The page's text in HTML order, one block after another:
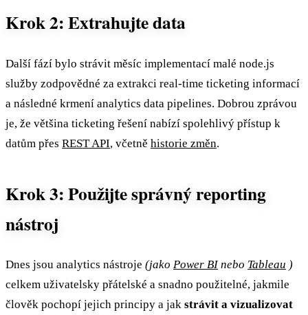
Krok 2: Extrahujte data
Další fází bylo strávit měsíc implementací malé node.js
služby zodpovědné za extrakci real-time ticketing informací
a následné krmení analytics data pipelines. Dobrou zprávou
je, že většina ticketing řešení nabízí spolehlivý přístup k
datům přes REST API, včetně historie změn.
Krok 3: Použijte správný reporting
nástroj
Dnes jsou analytics nástroje (jako Power BI nebo Tableau )
celkem uživatelsky přátelské a snadno použitelné, jakmile
člověk pochopí jejich principy a jak strávit a vizualizovat